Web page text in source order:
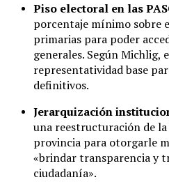
Piso electoral en las
porcentaje mínimo sobre
primarias para poder
generales. Según Michlig,
representatividad base
definitivos.
Jerarquización
una reestructuración de
provincia para otorgarle
«brindar transparencia y
ciudadanía».